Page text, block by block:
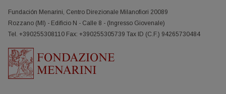
Fundación Menarini, Centro Direzionale Milanofiori 20089
Rozzano (MI) - Edificio N - Calle 8 - (Ingresso Giovenale)
Tel. +390255308110 Fax: +390255305739 Tax ID (C.F.) 94265730484